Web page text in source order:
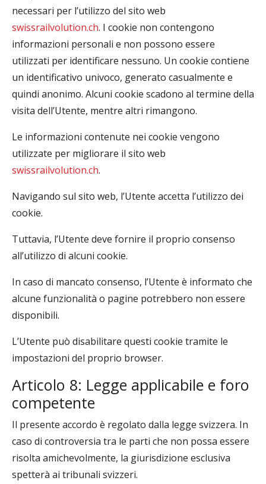
necessari per l’utilizzo del sito web
swissrailvolution.ch. I cookie non contengono
informazioni personali e non possono essere
utilizzati per identificare nessuno. Un cookie contiene
un identificativo univoco, generato casualmente e
quindi anonimo. Alcuni cookie scadono al termine della
visita dell’Utente, mentre altri rimangono.
Le informazioni contenute nei cookie vengono
utilizzate per migliorare il sito web
swissrailvolution.ch.
Navigando sul sito web, l’Utente accetta l’utilizzo dei
cookie.
Tuttavia, l’Utente deve fornire il proprio consenso
all’utilizzo di alcuni cookie.
In caso di mancato consenso, l’Utente è informato che
alcune funzionalità o pagine potrebbero non essere
disponibili.
L’Utente può disabilitare questi cookie tramite le
impostazioni del proprio browser.
Articolo 8: Legge applicabile e foro
competente
Il presente accordo è regolato dalla legge svizzera. In
caso di controversia tra le parti che non possa essere
risolta amichevolmente, la giurisdizione esclusiva
spetterà ai tribunali svizzeri.